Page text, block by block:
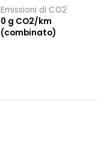
Emissioni di CO2
0 g CO2/km
(combinato)